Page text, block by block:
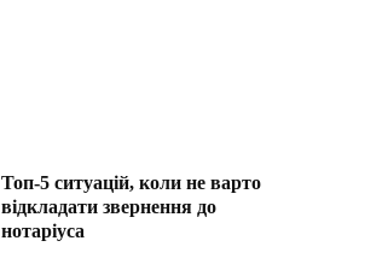
Топ-5 ситуацій, коли не варто
відкладати звернення до
нотаріуса